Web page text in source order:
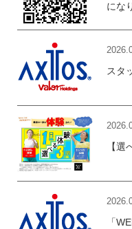
にな
スタ
【
「